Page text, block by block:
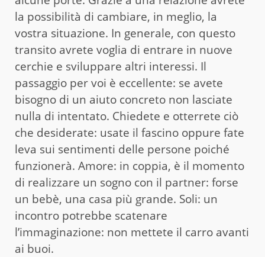
la possibilità di cambiare, in meglio, la
vostra situazione. In generale, con questo
transito avrete voglia di entrare in nuove
cerchie e sviluppare altri interessi. Il
passaggio per voi è eccellente: se avete
bisogno di un aiuto concreto non lasciate
nulla di intentato. Chiedete e otterrete ciò
che desiderate: usate il fascino oppure fate
leva sui sentimenti delle persone poiché
funzionerà. Amore: in coppia, è il momento
di realizzare un sogno con il partner: forse
un bebè, una casa più grande. Soli: un
incontro potrebbe scatenare
l’immaginazione: non mettete il carro avanti
ai buoi.